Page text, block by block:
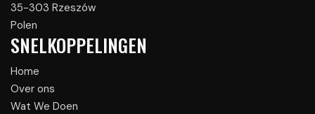
35-303 Rzeszów
Polen
SNELKOPPELINGEN
Home
Over ons
Wat We Doen